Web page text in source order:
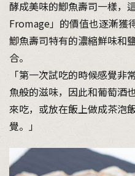
酵成美味的鯽魚壽司一樣，
Fromage」的價值也逐漸獲
鯽魚壽司特有的濃縮鮮味和
合。
「第一次試吃的時候感覺
魚般的滋味，因此和葡萄酒
來吃，或放在飯上做成茶泡
覺。」